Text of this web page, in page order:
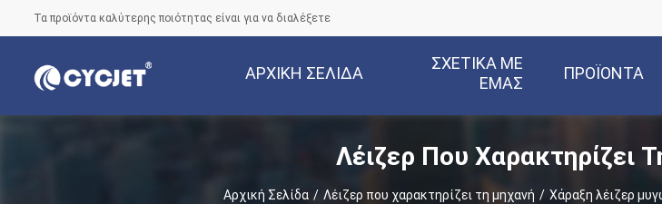
Τα προϊόντα καλύτερης ποιότητας είναι για να διαλέξετε
ΑΡΧΙΚΉ ΣΕΛΊΔΑ
ΣΧΕΤΙΚΆ ΜΕ
ΕΜΆΣ
ΠΡΟΪΌΝΤΑ
Λέιζερ Που Χαρακτηρίζει
Αρχική Σελίδα / Λέιζερ που χαρακτηρίζει τη μηχανή / Χάραξη λέιζερ